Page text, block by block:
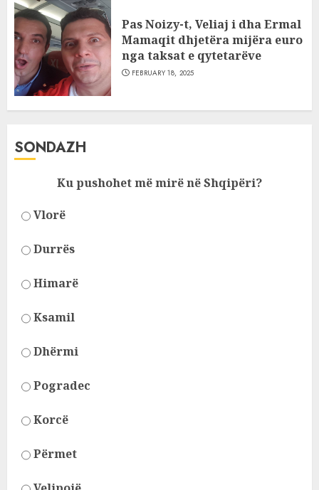
Pas Noizy-t, Veliaj i dha Ermal
Mamaqit dhjetëra mijëra euro
nga taksat e qytetarëve
FEBRUARY 18, 2025
SONDAZH
Ku pushohet më mirë në Shqipëri?
Vlorë
Durrës
Himarë
Ksamil
Dhërmi
Pogradec
Korcë
Përmet